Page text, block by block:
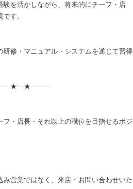
を活かしながら、将来的にチーフ・店
す。
修・マニュアル・システムを通じて習得
・店長・それ以上の職位を目指せるポジ
営業ではなく、来店・お問い合わせいた